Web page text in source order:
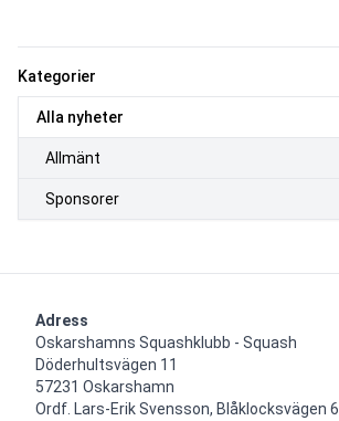
Kategorier
Alla nyheter
Allmänt
Sponsorer
Adress
Oskarshamns Squashklubb - Squash
Döderhultsvägen 11
57231 Oskarshamn
Ordf. Lars-Erik Svensson, Blåklocksvägen 6